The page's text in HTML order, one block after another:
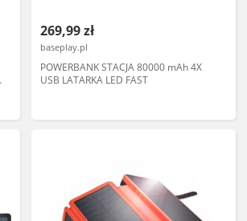
269,99 zł
baseplay.pl
POWERBANK STACJA 80000 mAh 4X
USB LATARKA LED FAST